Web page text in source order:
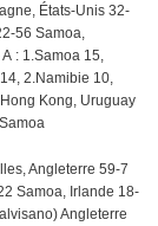
États-Unis 32-
56 Samoa,
: 1.Samoa 15,
2.Namibie 10,
Kong, Uruguay
Angleterre 59-7
Samoa, Irlande 18-
Angleterre